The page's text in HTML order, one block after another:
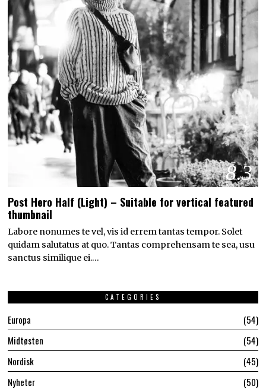
8.3
Post Hero Half (Light) – Suitable for vertical featured
thumbnail
Labore nonumes te vel, vis id errem tantas tempor. Solet
quidam salutatus at quo. Tantas comprehensam te sea, usu
sanctus similique ei.…
CATEGORIES
Europa
54
Midtøsten
54
Nordisk
45
Nyheter
50